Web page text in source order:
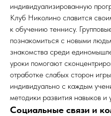
индивидуализированную
Клуб Николино славится
к обучению теннису.
познакомиться с новыми
знакомства среди
уроки помогают
отработке слабых сторон
индивидуально с каждым
методики развития навыков и
Социальные связи и